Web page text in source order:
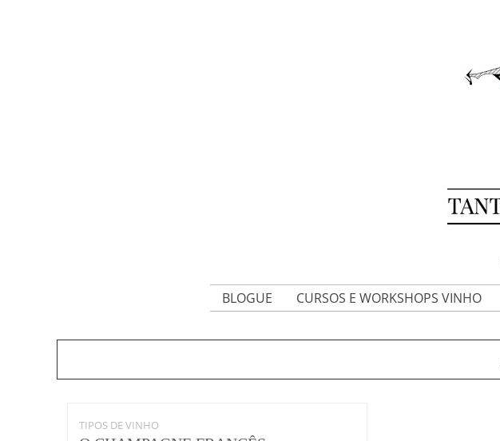
BLOGUE CURSOS E WORKSHOPS VINHO
TIPOS DE VINHO